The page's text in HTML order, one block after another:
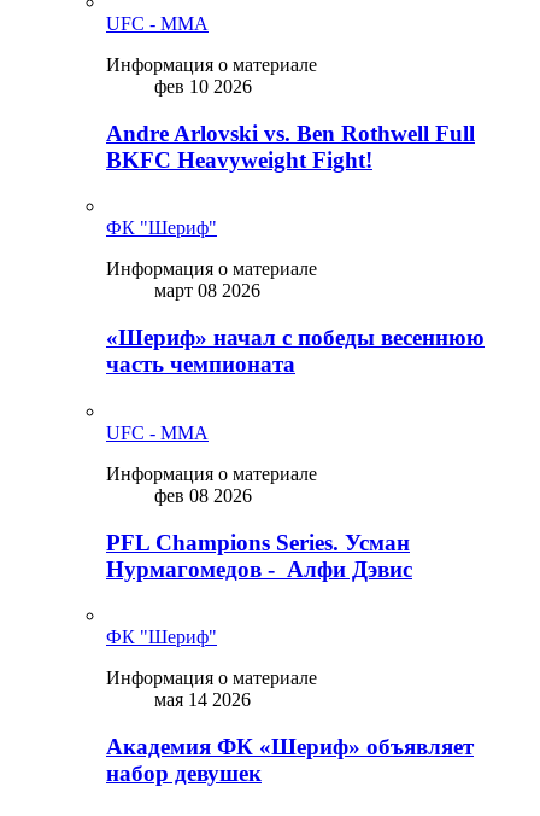
UFC - MMA
Информация о материале
фев 10 2026
Andre Arlovski vs. Ben Rothwell Full
BKFC Heavyweight Fight!
ФК "Шериф"
Информация о материале
март 08 2026
«Шериф» начал с победы весеннюю
часть чемпионата
UFC - MMA
Информация о материале
фев 08 2026
PFL Champions Series. Усман
Нурмагомедов - Алфи Дэвис
ФК "Шериф"
Информация о материале
мая 14 2026
Академия ФК «Шериф» объявляет
набор девушек